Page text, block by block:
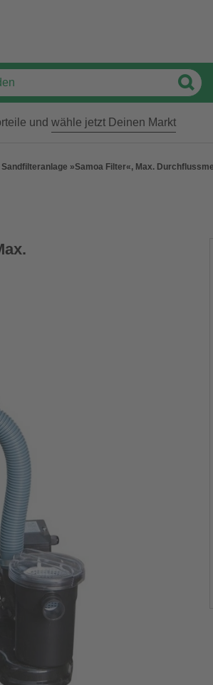
und wähle jetzt Deinen Markt
Sandfilteranlage »Samoa Filter«, Max.